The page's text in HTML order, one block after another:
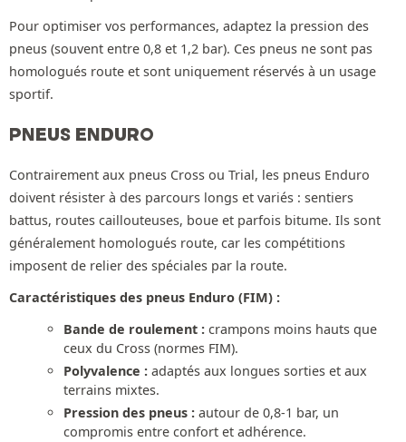
Pour optimiser vos performances, adaptez la pression des
pneus (souvent entre 0,8 et 1,2 bar). Ces pneus ne sont pas
homologués route et sont uniquement réservés à un usage
sportif.
PNEUS ENDURO
Contrairement aux pneus Cross ou Trial, les pneus Enduro
doivent résister à des parcours longs et variés : sentiers
battus, routes caillouteuses, boue et parfois bitume. Ils sont
généralement homologués route, car les compétitions
imposent de relier des spéciales par la route.
Caractéristiques des pneus Enduro (FIM) :
Bande de roulement : crampons moins hauts que
ceux du Cross (normes FIM).
Polyvalence : adaptés aux longues sorties et aux
terrains mixtes.
Pression des pneus : autour de 0,8-1 bar, un
compromis entre confort et adhérence.